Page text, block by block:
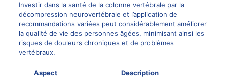
Investir dans la santé de la colonne vertébrale par la
décompression neurovertébrale et l’application de
recommandations variées peut considérablement améliorer
la qualité de vie des personnes âgées, minimisant ainsi les
risques de douleurs chroniques et de problèmes
vertébraux.
Aspect Description